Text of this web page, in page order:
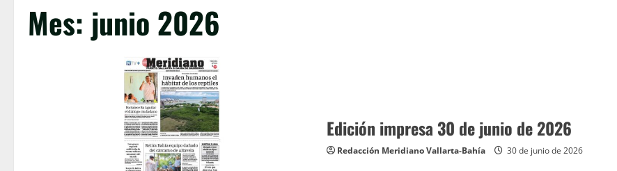
Mes: junio 2026
Edición impresa 30 de junio de 2026
Redacción Meridiano Vallarta-Bahía 30 de junio de 2026